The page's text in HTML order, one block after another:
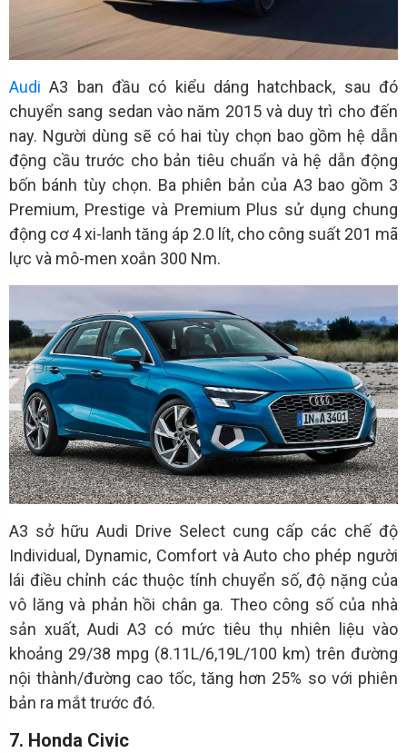
Audi A3 ban đầu có kiểu dáng hatchback, sau đó
chuyển sang sedan vào năm 2015 và duy trì cho đến
nay. Người dùng sẽ có hai tùy chọn bao gồm hệ dẫn
động cầu trước cho bản tiêu chuẩn và hệ dẫn động
bốn bánh tùy chọn. Ba phiên bản của A3 bao gồm 3
Premium, Prestige và Premium Plus sử dụng chung
động cơ 4 xi-lanh tăng áp 2.0 lít, cho công suất 201 mã
lực và mô-men xoắn 300 Nm.
A3 sở hữu Audi Drive Select cung cấp các chế độ
Individual, Dynamic, Comfort và Auto cho phép người
lái điều chỉnh các thuộc tính chuyển số, độ nặng của
vô lăng và phản hồi chân ga. Theo công số của nhà
sản xuất, Audi A3 có mức tiêu thụ nhiên liệu vào
khoảng 29/38 mpg (8.11L/6,19L/100 km) trên đường
nội thành/đường cao tốc, tăng hơn 25% so với phiên
bản ra mắt trước đó.
7. Honda Civic